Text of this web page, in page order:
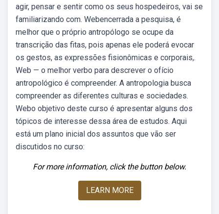
agir, pensar e sentir como os seus hospedeiros, vai se
familiarizando com. Webencerrada a pesquisa, é
melhor que o próprio antropólogo se ocupe da
transcrição das fitas, pois apenas ele poderá evocar
os gestos, as expressões fisionômicas e corporais,.
Web — o melhor verbo para descrever o ofício
antropológico é compreender. A antropologia busca
compreender as diferentes culturas e sociedades.
Webo objetivo deste curso é apresentar alguns dos
tópicos de interesse dessa área de estudos. Aqui
está um plano inicial dos assuntos que vão ser
discutidos no curso:
For more information, click the button below.
LEARN MORE